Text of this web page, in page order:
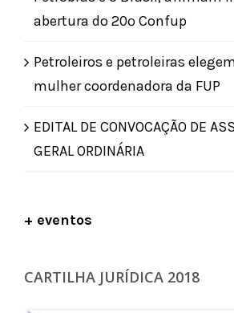
abertura do 20º Confup
Petroleiros e petroleiras
mulher coordenadora da FUP
EDITAL DE CONVOCAÇÃO DE
GERAL ORDINÁRIA
+ eventos
CARTILHA JURÍDICA 2018